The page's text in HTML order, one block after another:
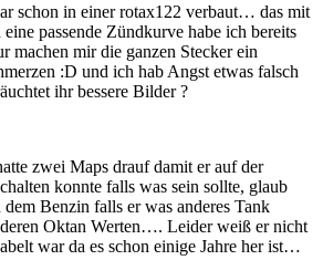
schon in einer rotax122 verbaut… das mit
passende Zündkurve habe ich bereits
machen mir die ganzen Stecker ein
:D und ich hab Angst etwas falsch
ihr bessere Bilder ?
zwei Maps drauf damit er auf der
konnte falls was sein sollte, glaub
Benzin falls er was anderes Tank
Oktan Werten…. Leider weiß er nicht
war da es schon einige Jahre her ist…